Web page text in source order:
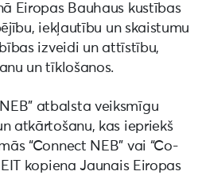
Eiropas Bauhaus kustības
iekļautību un skaistumu
izveidi un attīstību,
un tīklošanos.
atbalsta veiksmīgu
atkārtošanu, kas iepriekš
“Connect NEB” vai “Co-
kopiena Jaunais Eiropas